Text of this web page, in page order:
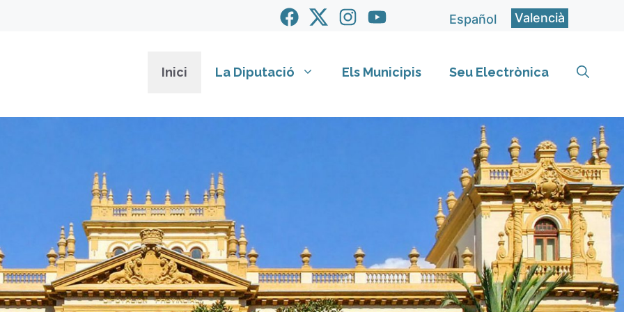
Español Valencià
Inici La Diputació Els Municipis Seu Electrònica